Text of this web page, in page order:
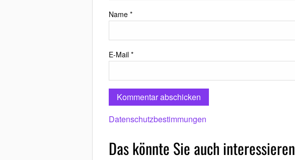
Name *
E-Mail *
Datenschutzbestimmungen
Das könnte Sie auch interessieren